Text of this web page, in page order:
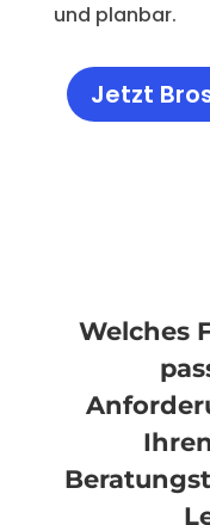
und planbar.
Jetzt
Welches